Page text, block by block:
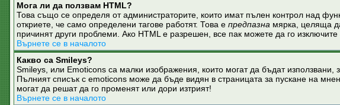
Мога ли да ползвам HTML?
Това също се определя от администраторите, които имат пълен контрол над
откриете, че само определени тагове работят. Това е предпазна мярка, целяща
причинят други проблеми. Ако HTML е разрешен, все пак можете да го
Върнете се в началото
Какво са Smileys?
Smileys, или Emoticons са малки изображения, които могат да бъдат
Пълният списък с emoticons може да бъде видян в страницата за пускане на
могат да решат да го променят или дори изтрият!
Върнете се в началото